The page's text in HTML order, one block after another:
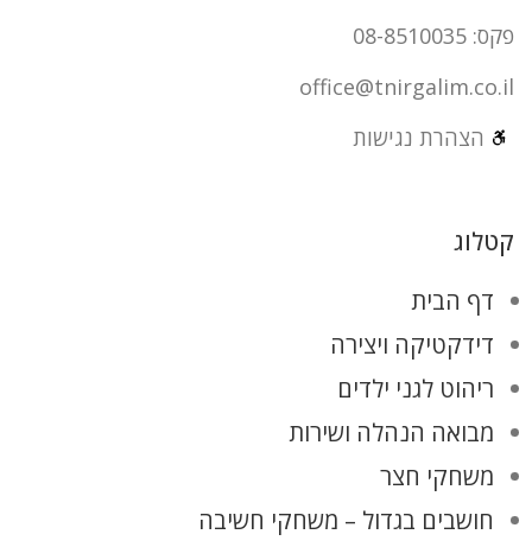
פקס: 08-8510035
office@tnirgalim.co.il
הצהרת נגישות
קטלוג
דף הבית
דידקטיקה ויצירה
ריהוט לגני ילדים
מבואה הנהלה ושירות
משחקי חצר
חושבים בגדול – משחקי חשיבה